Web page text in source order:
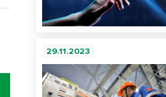
29.11.2023